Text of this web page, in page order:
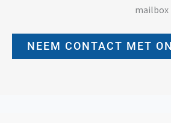
mailbox
NEEM CONTACT MET